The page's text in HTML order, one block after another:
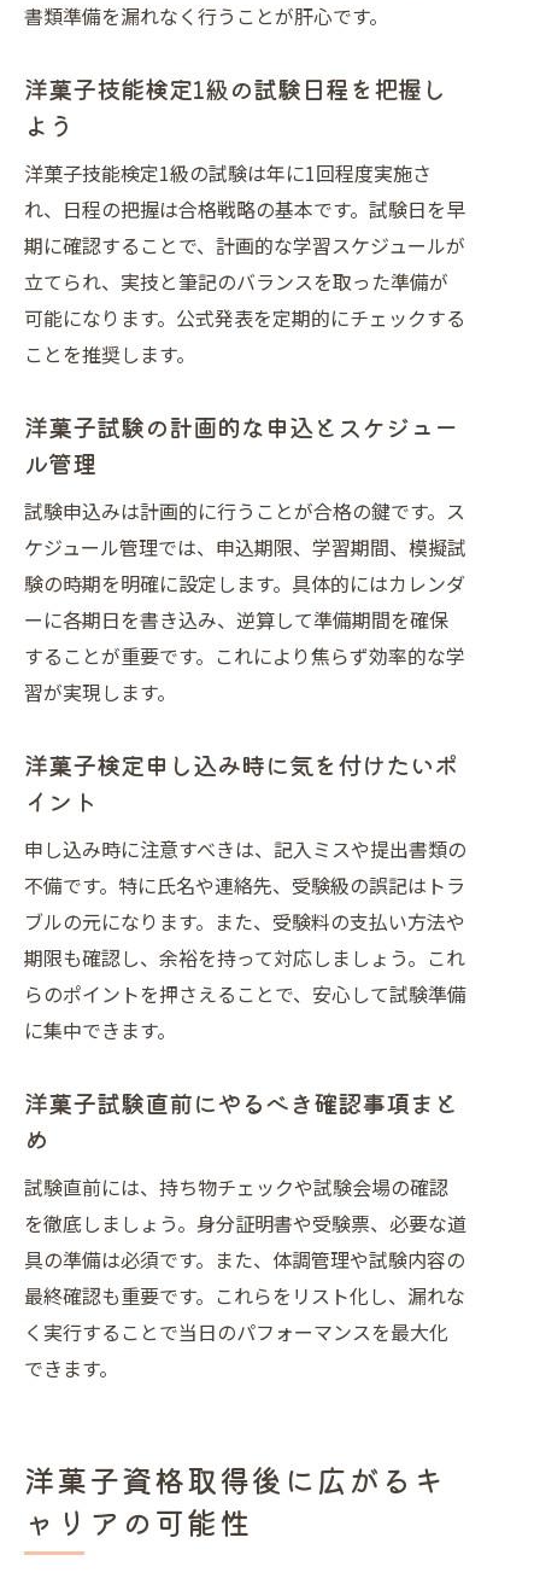
書類準備を漏れなく行うことが肝心です。
洋菓子技能検定1級の試験日程を把握し
よう
洋菓子技能検定1級の試験は年に1回程度実施さ
れ、日程の把握は合格戦略の基本です。試験日を早
期に確認することで、計画的な学習スケジュールが
立てられ、実技と筆記のバランスを取った準備が
可能になります。公式発表を定期的にチェックする
ことを推奨します。
洋菓子試験の計画的な申込とスケジュー
ル管理
試験申込みは計画的に行うことが合格の鍵です。ス
ケジュール管理では、申込期限、学習期間、模擬試
験の時期を明確に設定します。具体的にはカレンダ
ーに各期日を書き込み、逆算して準備期間を確保
することが重要です。これにより焦らず効率的な学
習が実現します。
洋菓子検定申し込み時に気を付けたいポ
イント
申し込み時に注意すべきは、記入ミスや提出書類の
不備です。特に氏名や連絡先、受験級の誤記はトラ
ブルの元になります。また、受験料の支払い方法や
期限も確認し、余裕を持って対応しましょう。これ
らのポイントを押さえることで、安心して試験準備
に集中できます。
洋菓子試験直前にやるべき確認事項まと
め
試験直前には、持ち物チェックや試験会場の確認
を徹底しましょう。身分証明書や受験票、必要な道
具の準備は必須です。また、体調管理や試験内容の
最終確認も重要です。これらをリスト化し、漏れな
く実行することで当日のパフォーマンスを最大化
できます。
洋菓子資格取得後に広がるキ
ャリアの可能性